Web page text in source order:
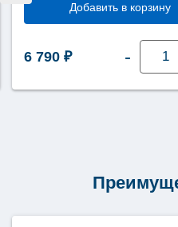
Добавить в корзину
6 790 ₽ -
товара
листов
W10